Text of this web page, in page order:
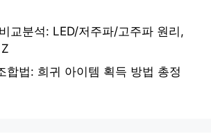
교분석: LED/저주파/고주파 원리,
합법: 희귀 아이템 획득 방법 총정